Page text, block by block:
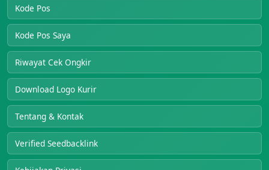
Kode Pos
Kode Pos Saya
Riwayat Cek Ongkir
Download Logo Kurir
Tentang & Kontak
Verified Seedbacklink